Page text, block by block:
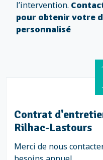
l’intervention.
pour obtenir votre
personnalisé
Contrat
Rilhac-Lastours
Merci de nous